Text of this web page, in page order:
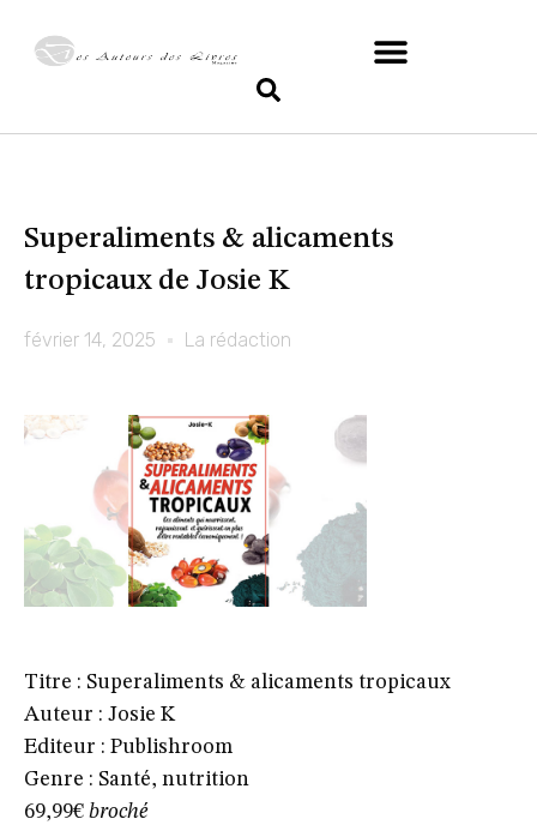
Superaliments & alicaments
tropicaux de Josie K
février 14, 2025 La rédaction
Titre : Superaliments & alicaments tropicaux
Auteur : Josie K
Editeur : Publishroom
Genre : Santé, nutrition
69,99€ broché